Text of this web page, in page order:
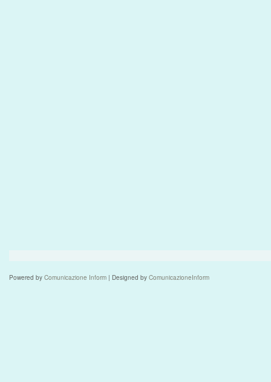
Powered by Comunicazione Inform | Designed by ComunicazioneInform